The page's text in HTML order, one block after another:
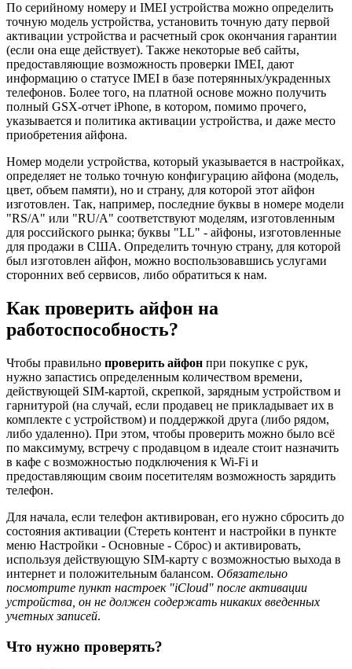
По серийному номеру и IMEI устройства можно определить
точную модель устройства, установить точную дату первой
активации устройства и расчетный срок окончания гарантии
(если она еще действует). Также некоторые веб сайты,
предоставляющие возможность проверки IMEI, дают
информацию о статусе IMEI в базе потерянных/украденных
телефонов. Более того, на платной основе можно получить
полный GSX-отчет iPhone, в котором, помимо прочего,
указывается и политика активации устройства, и даже место
приобретения айфона.
Номер модели устройства, который указывается в настройках,
определяет не только точную конфигурацию айфона (модель,
цвет, объем памяти), но и страну, для которой этот айфон
изготовлен. Так, например, последние буквы в номере модели
"RS/A" или "RU/A" соответствуют моделям, изготовленным
для российского рынка; буквы "LL" - айфоны, изготовленные
для продажи в США. Определить точную страну, для которой
был изготовлен айфон, можно воспользовавшись услугами
сторонних веб сервисов, либо обратиться к нам.
Как проверить айфон на
работоспособность?
Чтобы правильно проверить айфон при покупке с рук,
нужно запастись определенным количеством времени,
действующей SIM-картой, скрепкой, зарядным устройством и
гарнитурой (на случай, если продавец не прикладывает их в
комплекте с устройством) и поддержкой друга (либо рядом,
либо удаленно). При этом, чтобы проверить можно было всё
по максимуму, встречу с продавцом в идеале стоит назначить
в кафе с возможностью подключения к Wi-Fi и
предоставляющим своим посетителям возможность зарядить
телефон.
Для начала, если телефон активирован, его нужно сбросить до
состояния активации (Стереть контент и настройки в пункте
меню Настройки - Основные - Сброс) и активировать,
используя действующую SIM-карту с возможностью выхода в
интернет и положительным балансом. Обязательно
посмотрите пункт настроек "iCloud" после активации
устройства, он не должен содержать никаких введенных
учетных записей.
Что нужно проверять?